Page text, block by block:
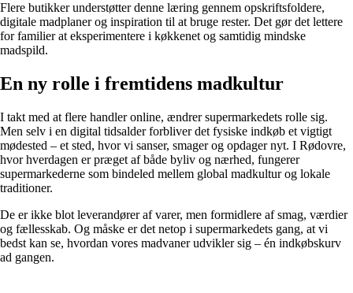
Flere butikker understøtter denne læring gennem opskriftsfoldere,
digitale madplaner og inspiration til at bruge rester. Det gør det lettere
for familier at eksperimentere i køkkenet og samtidig mindske
madspild.
En ny rolle i fremtidens madkultur
I takt med at flere handler online, ændrer supermarkedets rolle sig.
Men selv i en digital tidsalder forbliver det fysiske indkøb et vigtigt
mødested – et sted, hvor vi sanser, smager og opdager nyt. I Rødovre,
hvor hverdagen er præget af både byliv og nærhed, fungerer
supermarkederne som bindeled mellem global madkultur og lokale
traditioner.
De er ikke blot leverandører af varer, men formidlere af smag, værdier
og fællesskab. Og måske er det netop i supermarkedets gang, at vi
bedst kan se, hvordan vores madvaner udvikler sig – én indkøbskurv
ad gangen.